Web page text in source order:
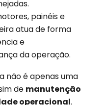
painéis e
atua de forma
e
da operação.
não é apenas uma
de manutenção
operacional.